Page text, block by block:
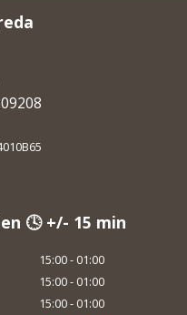
🕓 +/- 15 min
15:00 - 01:00
15:00 - 01:00
15:00 - 01:00